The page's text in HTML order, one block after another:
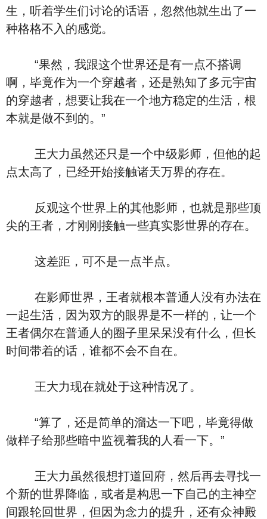
生，听着学生们讨论的话语，忽然他就生出了一
种格格不入的感觉。
“果然，我跟这个世界还是有一点不搭调
啊，毕竟作为一个穿越者，还是熟知了多元宇宙
的穿越者，想要让我在一个地方稳定的生活，根
本就是做不到的。”
王大力虽然还只是一个中级影师，但他的起
点太高了，已经开始接触诸天万界的存在。
反观这个世界上的其他影师，也就是那些顶
尖的王者，才刚刚接触一些真实影世界的存在。
这差距，可不是一点半点。
在影师世界，王者就根本普通人没有办法在
一起生活，因为双方的眼界是不一样的，让一个
王者偶尔在普通人的圈子里呆呆没有什么，但长
时间带着的话，谁都不会不自在。
王大力现在就处于这种情况了。
“算了，还是简单的溜达一下吧，毕竟得做
做样子给那些暗中监视着我的人看一下。”
王大力虽然很想打道回府，然后再去寻找一
个新的世界降临，或者是构思一下自己的主神空
间跟轮回世界，但因为念力的提升，还有众神殿